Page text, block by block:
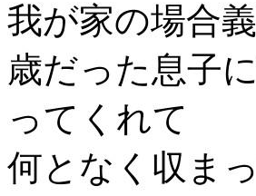
我が家の場合
歳だった息子
ってくれて
何となく収ま